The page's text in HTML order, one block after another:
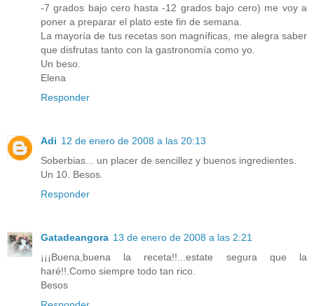
-7 grados bajo cero hasta -12 grados bajo cero) me voy a
poner a preparar el plato este fin de semana.
La mayoría de tus recetas son magníficas, me alegra saber
que disfrutas tanto con la gastronomía como yo.
Un beso.
Elena
Responder
Adi 12 de enero de 2008 a las 20:13
Soberbias... un placer de sencillez y buenos ingredientes.
Un 10. Besos.
Responder
Gatadeangora 13 de enero de 2008 a las 2:21
¡¡¡Buena,buena la receta!!...estate segura que la
haré!!.Como siempre todo tan rico.
Besos